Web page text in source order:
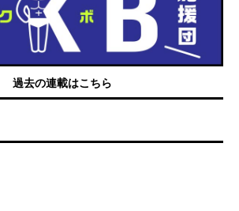
過去の連載はこちら